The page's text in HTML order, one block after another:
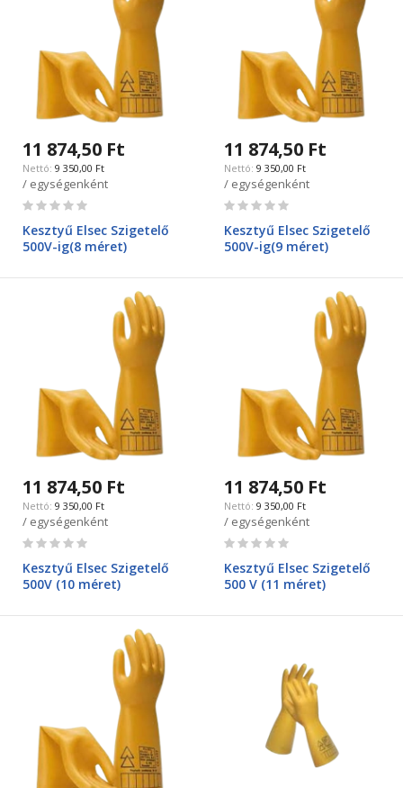
11 874,50 Ft
9 350,00 Ft
/ egységenként
Rating:
Kesztyű Elsec Szigetelő
500V-ig(8 méret)
11 874,50 Ft
9 350,00 Ft
/ egységenként
Rating:
Kesztyű Elsec Szigetelő
500V-ig(9 méret)
11 874,50 Ft
9 350,00 Ft
/ egységenként
Rating:
Kesztyű Elsec Szigetelő
500V (10 méret)
11 874,50 Ft
9 350,00 Ft
/ egységenként
Rating:
Kesztyű Elsec Szigetelő
500 V (11 méret)